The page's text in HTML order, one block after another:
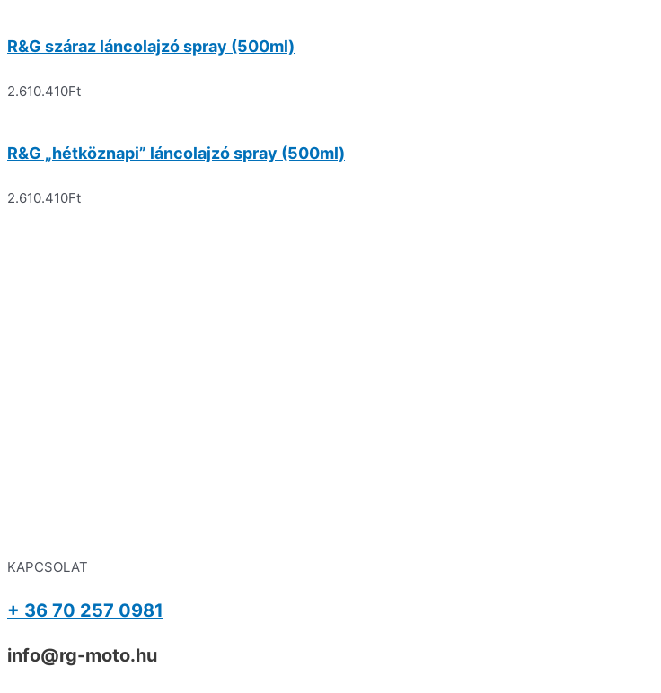
R&G száraz láncolajzó spray (500ml)
2.610.410Ft
R&G „hétköznapi” láncolajzó spray (500ml)
2.610.410Ft
KAPCSOLAT
+ 36 70 257 0981
info@rg-moto.hu